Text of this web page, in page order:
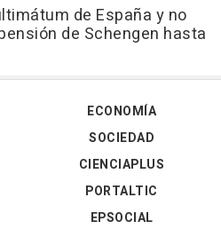
de España y no
de Schengen hasta
ECONOMÍA
SOCIEDAD
CIENCIAPLUS
PORTALTIC
EPSOCIAL